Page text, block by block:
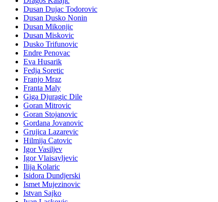
Dusan Dujac Todorovic
Dusan Dusko Nonin
Dusan Mikonjic
Dusan Miskovic
Dusko Trifunovic
Endre Penovac
Eva Husarik
Fedja Soretic
Franjo Mraz
Franta Maly
Giga Djuragic Dile
Goran Mitrovic
Goran Stojanovic
Gordana Jovanovic
Grujica Lazarevic
Hilmija Catovic
Igor Vasiljev
Igor Vlaisavljevic
Ilija Kolaric
Isidora Dundjerski
Ismet Mujezinovic
Istvan Sajko